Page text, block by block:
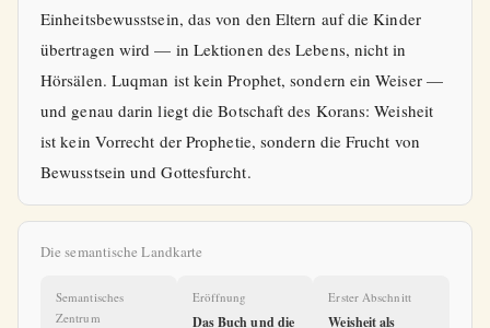
Einheitsbewusstsein, das von den Eltern auf die Kinder
übertragen wird — in Lektionen des Lebens, nicht in
Hörsälen. Luqman ist kein Prophet, sondern ein Weiser —
und genau darin liegt die Botschaft des Korans: Weisheit
ist kein Vorrecht der Prophetie, sondern die Frucht von
Bewusstsein und Gottesfurcht.
Die semantische Landkarte
Semantisches
Zentrum
Eröffnung
Das Buch und die
Erster Abschnitt
Weisheit als